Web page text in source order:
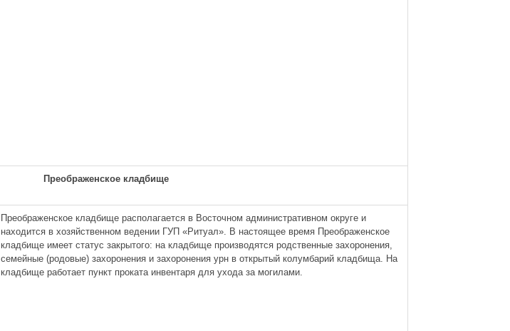
Преображенское кладбище
Преображенское кладбище располагается в Восточном административном округе и
находится в хозяйственном ведении ГУП «Ритуал». В настоящее время Преображенское
кладбище имеет статус закрытого: на кладбище производятся родственные захоронения,
семейные (родовые) захоронения и захоронения урн в открытый колумбарий кладбища. На
кладбище работает пункт проката инвентаря для ухода за могилами.